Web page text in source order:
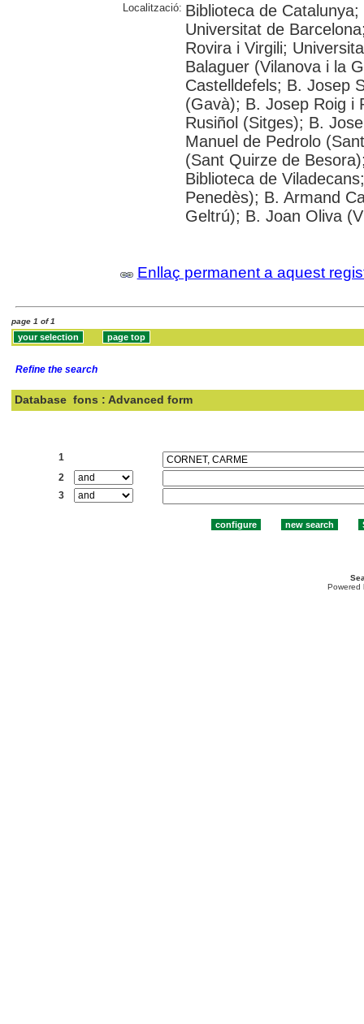
Localització: Biblioteca de
Universitat de
Rovira i Virgili;
Balaguer (Vilanova i la
Castelldefels; B. Josep
(Gavà); B. Josep Roig i
Rusiñol (Sitges); B.
Manuel de Pedrolo
(Sant Quirze de
Biblioteca de
Penedès); B. Armand
Geltrú); B. Joan Oliva
Enllaç permanent a aquest
page 1 of 1
Refine the search
Database fons : Advanced form
1
2
3